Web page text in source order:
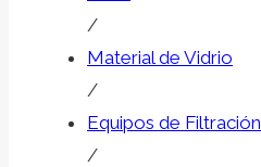
/
Material de Vidrio
/
Equipos de Filtración
/